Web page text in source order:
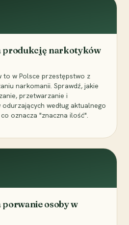
produkcję narkotyków
to w Polsce przestępstwo z
narkomanii. Sprawdź, jakie
przetwarzanie i
według aktualnego
oznacza "znaczna ilość".
porwanie osoby w